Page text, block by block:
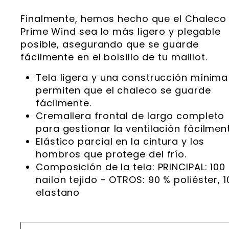
Finalmente, hemos hecho que el Chaleco
Prime Wind sea lo más ligero y plegable
posible, asegurando que se guarde
fácilmente en el bolsillo de tu maillot.
Tela ligera y una construcción mínima
permiten que el chaleco se guarde
fácilmente.
Cremallera frontal de largo completo
para gestionar la ventilación
Elástico parcial en la cintura y los
hombros que protege del frío.
Composición de la tela: PRINCIPAL: 100
nailon tejido - OTROS: 90 % poliéster,
elastano